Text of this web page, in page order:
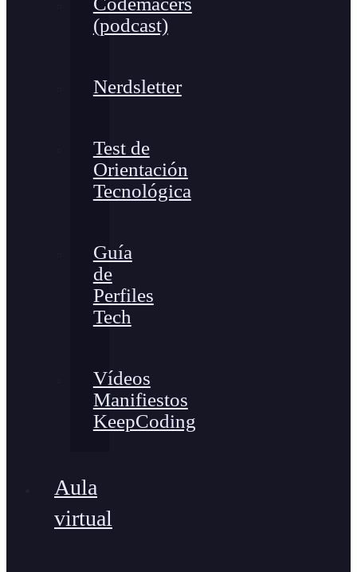
(podcast)
Nerdsletter
Test de
Orientación
Tecnológica
Guía
de
Perfiles
Tech
Vídeos
Manifiestos
KeepCoding
Aula
virtual